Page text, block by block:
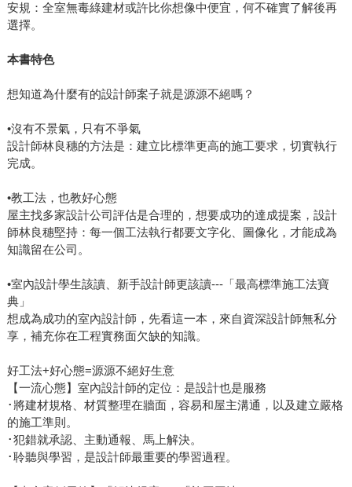
安規：全室無毒綠建材或許比你想像中便宜，何不確實了解後再
選擇。
本書特色
想知道為什麼有的設計師案子就是源源不絕嗎？
•沒有不景氣，只有不爭氣
設計師林良穗的方法是：建立比標準更高的施工要求，切實執行
完成。
•教工法，也教好心態
屋主找多家設計公司評估是合理的，想要成功的達成提案，設計
師林良穗堅持：每一個工法執行都要文字化、圖像化，才能成為
知識留在公司。
•室內設計學生該讀、新手設計師更該讀---「最高標準施工法寶
典」
想成為成功的室內設計師，先看這一本，來自資深設計師無私分
享，補充你在工程實務面欠缺的知識。
好工法+好心態=源源不絕好生意
【一流心態】室內設計師的定位：是設計也是服務
･將建材規格、材質整理在牆面，容易和屋主溝通，以及建立嚴格
的施工準則。
･犯錯就承認、主動通報、馬上解決。
･聆聽與學習，是設計師最重要的學習過程。